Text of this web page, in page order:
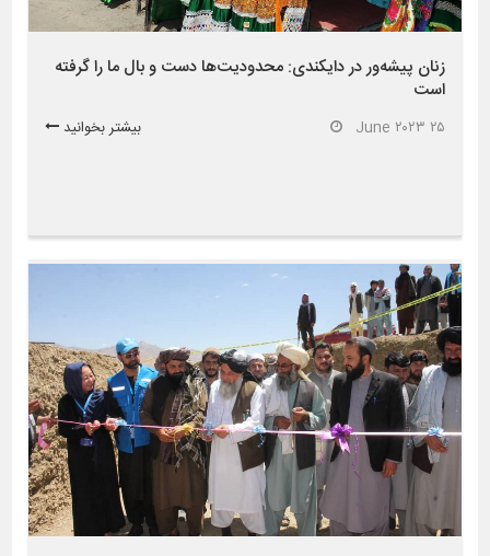
زنان پیشه‌ور در دایکندی: محدودیت‌ها دست و بال ما را گرفته
است
۲۵ June ۲۰۲۳ بیشتر بخوانید